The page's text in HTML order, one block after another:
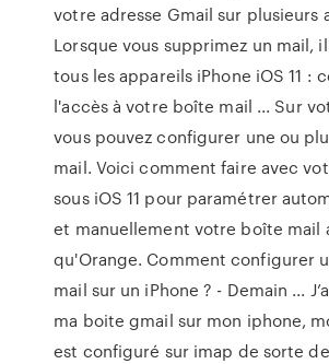
votre adresse Gmail sur plusieurs
Lorsque vous supprimez un mail, il
tous les appareils iPhone iOS 11 :
l'accès à votre boîte mail ... Sur
vous pouvez configurer une ou
mail. Voici comment faire avec
sous iOS 11 pour paramétrer
et manuellement votre boîte mail
qu'Orange. Comment configurer
mail sur un iPhone ? - Demain ...
ma boite gmail sur mon iphone,
est configuré sur imap de sorte